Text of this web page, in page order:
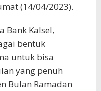
(14/04/2023).
Bank Kalsel,
bentuk
untuk bisa
yang penuh
Bulan Ramadan